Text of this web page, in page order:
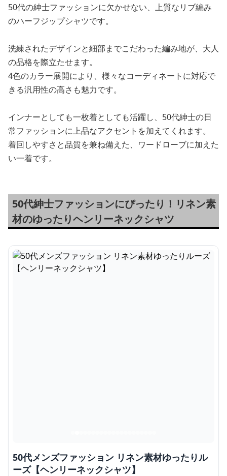
50代の紳士ファッションに欠かせない、上質なリブ編み
のハーフジップシャツです。
洗練されたデザインと細部までこだわった編み地が、大人
の品格を際立たせます。
4色のカラー展開により、様々なコーディネートに対応で
きる汎用性の高さも魅力です。
インナーとしても一枚着としても活躍し、50代紳士の日
常ファッションに上品なアクセントを加えてくれます。
着回しやすさと品質を兼ね備えた、ワードローブに加えた
い一着です。
50代紳士ファッションにぴったり！リネン素
材のゆったりヘンリーネックシャツ
50代メンズファッション リネン素材ゆったりル
ーズ【ヘンリーネックシャツ】